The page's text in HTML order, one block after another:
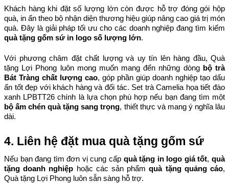
Khách hàng khi đặt số lượng lớn còn được hỗ trợ đóng gói hộp
quà, in ấn theo bộ nhận diện thương hiệu giúp nâng cao giá trị món
quà tặng gốm sứ in logo số lượng lớn.
Với phương châm đặt chất lượng và uy tín lên hàng đầu, Quà
tặng Lợi Phong luôn mong muốn mang đến những dòng bộ trà
Bát Tràng chất lượng cao, góp phần giúp doanh nghiệp tạo dấu
ấn tốt đẹp với khách hàng và đối tác. Set trà Camelia họa tiết đào
bộ ấm chén quà tặng sang trọng, thiết thực và mang ý nghĩa lâu
dài.
4. Liên hệ đặt mua quà tặng gốm sứ
Nếu bạn đang tìm đơn vị cung cấp quà tặng in logo giá tốt, quà
tặng doanh nghiệp hoặc các sản phẩm quà tặng quảng cáo,
Quà tặng Lợi Phong luôn sẵn sàng hỗ trợ.